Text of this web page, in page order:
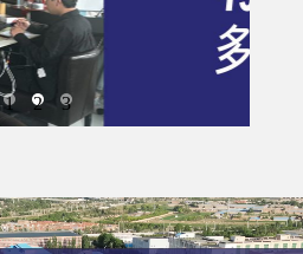
1 2 3